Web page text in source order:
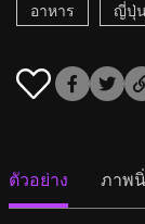
อาหาร ญี่ปุ่
ตัวอย่าง ภาพ